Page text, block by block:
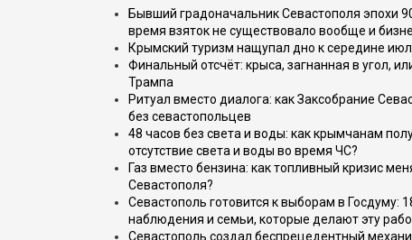
Бывший градоначальник Севастополя эпохи
время взяток не существовало вообще и
Крымский туризм нащупал дно к середине
Финальный отсчёт: крыса, загнанная в угол,
Трампа
Ритуал вместо диалога: как Заксобрание
без севастопольцев
48 часов без света и воды: как крымчанам
отсутствие света и воды во время ЧС?
Газ вместо бензина: как топливный кризис
Севастополя?
Севастополь готовится к выборам в Госдуму:
наблюдения и семьи, которые делают эту
Севастополь создал беспрецедентный